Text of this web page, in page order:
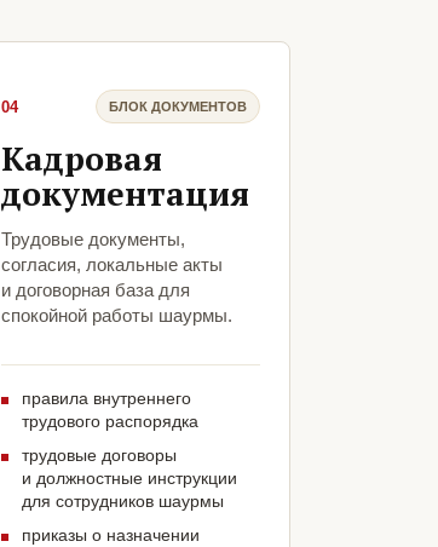
04 БЛОК ДОКУМЕНТОВ
Кадровая
документация
Трудовые документы,
согласия, локальные акты
и договорная база для
спокойной работы шаурмы.
правила внутреннего
трудового распорядка
трудовые договоры
и должностные инструкции
для сотрудников шаурмы
приказы о назначении